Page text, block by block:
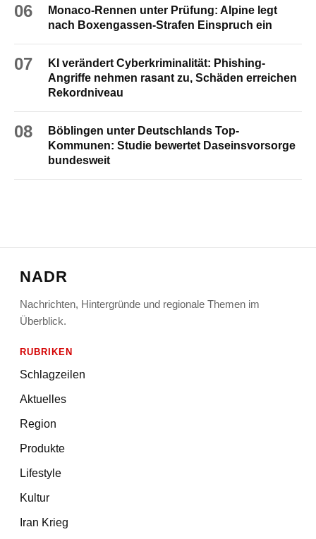
06
Monaco-Rennen unter Prüfung: Alpine legt
nach Boxengassen-Strafen Einspruch ein
07
KI verändert Cyberkriminalität: Phishing-
Angriffe nehmen rasant zu, Schäden erreichen
Rekordniveau
08
Böblingen unter Deutschlands Top-
Kommunen: Studie bewertet Daseinsvorsorge
bundesweit
NADR
Nachrichten, Hintergründe und regionale Themen im
Überblick.
RUBRIKEN
Schlagzeilen
Aktuelles
Region
Produkte
Lifestyle
Kultur
Iran Krieg